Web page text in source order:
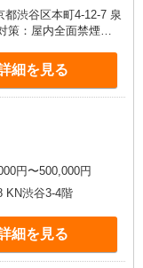
します。 ※賃金はあく
考を通じて上下する
都渋谷区本町4-12-7 泉
細を見る
円〜500,000円
KN渋谷3-4階
細を見る